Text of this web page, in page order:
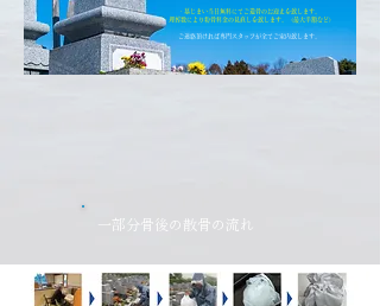
・墓じまい当日無料にてご遺骨のお迎えを致します。
・埋葬数により粉骨料金の見直しを致します。（最大半額など）
​ご連絡頂ければ専門スタッフが全てご案内致します。
一部分骨後の散骨の流れ